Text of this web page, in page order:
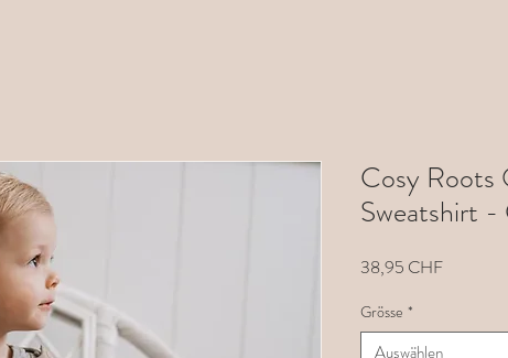
Cosy Roots
Sweatshirt -
38,95 CHFPreis
Grösse *
Auswählen